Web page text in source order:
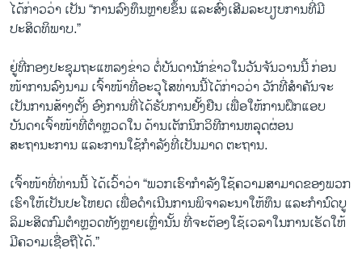
ໄດ້ກ່າວວ່າ ເປັນ “ການລົງທຶນຫຼາຍຂຶ້ນ ແລະສົ່ງເສີມລະບຽບການທີ່ມີ
ປະສິດທິພາບ.”
ຢູ່ທີ່ກອງປະຊຸມຖະແຫລງຂ່າວ ຕໍ່ບັນດານັກຂ່າວໃນວັນຈັນວານນີ້ ກ່ອນ
ໜ້າການລົງນາມ ເຈົ້າໜ້າທີ່ອະວຸໂສທ່ານນີ້ໄດ້ກ່າວວ່າ ວັກທີ່ສຳຄັນຈະ
ເປັນການສ້າງຕັ້ງ ອົງການທີ່ໄດ້ຮັບການຢັ້ງຢືນ ເພື່ອໃຫ້ການຝຶກແອບ
ບັນດາເຈົ້າໜ້າທີ່ຕຳຫຼວດໃນ ດ້ານເຕັກນິກວິທີການຫລຸດຜ່ອນ
ສະຖານະການ ແລະການໃຊ້ກຳລັງທີ່ເປັນມາດ ຕະຖານ.
ເຈົ້າໜ້າທີ່ທ່ານນີ້ ໄດ້ເວົ້າວ່າ “ພວກເຮົາກຳລັງໃຊ້ຄວາມສາມາດຂອງພວກ
ເຮົາໃຫ້ເປັນປະໂຫຍດ ເພື່ອດຳເນີນການພິຈາລະນາໃຫ້ທຶນ ແລະກຳນົດບູ
ລິມະສິດກົມຕຳຫຼວດທັງຫຼາຍເຫຼົ່ານັ້ນ ທີ່ຈະຕ້ອງໃຊ້ເວລາໃນການເຮັດໃຫ້
ມີຄວາມເຊື່ອຖືໄດ້.”